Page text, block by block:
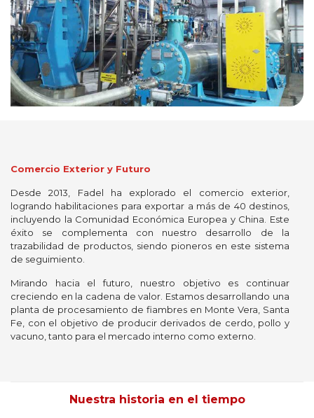
Comercio Exterior y Futuro
Desde 2013, Fadel ha explorado el comercio exterior,
logrando habilitaciones para exportar a más de 40 destinos,
incluyendo la Comunidad Económica Europea y China. Este
éxito se complementa con nuestro desarrollo de la
trazabilidad de productos, siendo pioneros en este sistema
de seguimiento.
Mirando hacia el futuro, nuestro objetivo es continuar
creciendo en la cadena de valor. Estamos desarrollando una
planta de procesamiento de fiambres en Monte Vera, Santa
Fe, con el objetivo de producir derivados de cerdo, pollo y
vacuno, tanto para el mercado interno como externo.
Nuestra historia en el tiempo